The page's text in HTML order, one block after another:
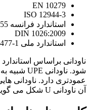
10279 EN
ISO 12944-3
استاندارد فرانسه NFA (AFNOR) 45-255
DIN 1026:2009
استاندارد ملی 1-4477
عمودتری دارد. ناودانی
آن ناودانی U شکل می گویند.